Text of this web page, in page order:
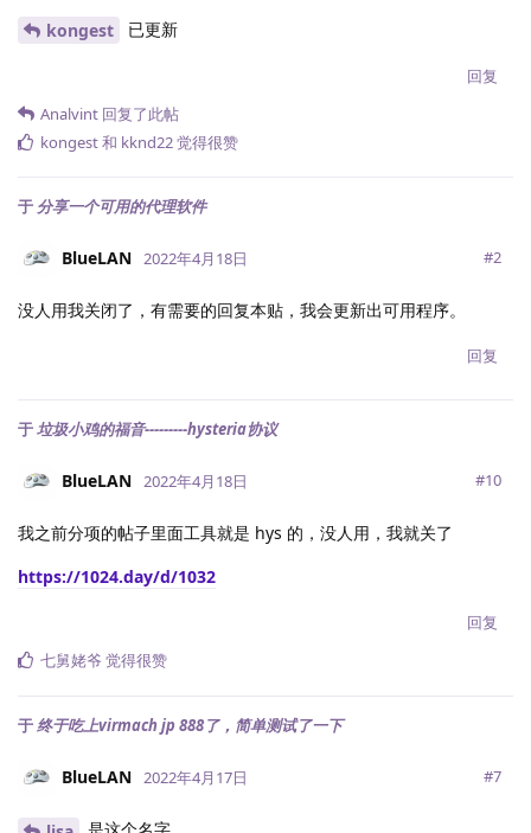
kongest 已更新
回复
Analvint 回复了此帖
kongest和 kknd22觉得很赞
于 分享一个可用的代理软件
BlueLAN 2022年4月18日 #2
没人用我关闭了，有需要的回复本贴，我会更新出可用程序。
回复
于垃圾小鸡的福音---------hysteria协议
BlueLAN 2022年4月18日 #10
我之前分项的帖子里面工具就是 hys 的，没人用，我就关了
https://1024.day/d/1032
回复
七舅姥爷 觉得很赞
于终于吃上virmach jp 888了，简单测试了一下
BlueLAN 2022年4月17日 #7